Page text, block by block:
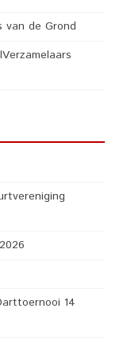
van de Grond
14